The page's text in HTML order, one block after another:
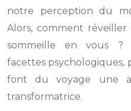
notre perception du
Alors, comment
sommeille en vous ?
facettes
font du voyage une
transformatrice.